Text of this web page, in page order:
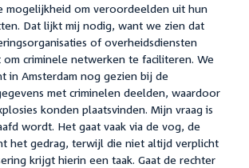
mogelijkheid om veroordeelden uit hun
Dat lijkt mij nodig, want we zien dat
of overheidsdiensten
criminele netwerken te faciliteren. We
in Amsterdam nog gezien bij de
met criminelen deelden, waardoor
konden plaatsvinden. Mijn vraag is
wordt. Het gaat vaak via de vog, de
het gedrag, terwijl die niet altijd verplicht
krijgt hierin een taak. Gaat de rechter